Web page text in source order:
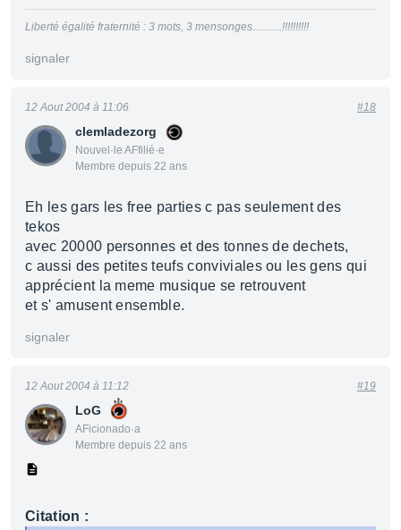
Liberté égalité fraternité : 3 mots, 3 mensonges...........!!!!!!!!!!
signaler
clemladezorg
Nouvel·le AFfilié·e
Membre depuis 22 ans
12 Aout 2004 à 11:06 #18
Eh les gars les free parties c pas seulement des
tekos
avec 20000 personnes et des tonnes de dechets,
c aussi des petites teufs conviviales ou les gens qui
apprécient la meme musique se retrouvent
et s' amusent ensemble.
signaler
LoG
AFicionado·a
Membre depuis 22 ans
12 Aout 2004 à 11:12 #19
Citation :